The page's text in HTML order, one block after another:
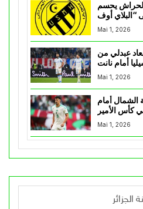
الحراش يحسم
Mai 1, 2026
عبدلي من
أمام نانت
Mai 1, 2026
الشمال أمام
كأس الأمير
Mai 1, 2026